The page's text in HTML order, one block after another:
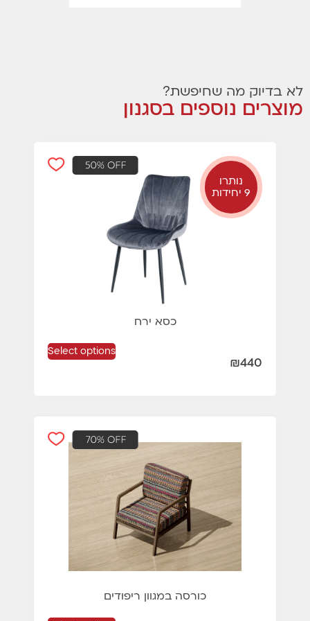
לא בדיוק מה שחיפשת?
מוצרים נוספים בסגנון
נותרו
9 יחידות
כסא ירח
₪440
Select options
כורסה במגוון ריפודים